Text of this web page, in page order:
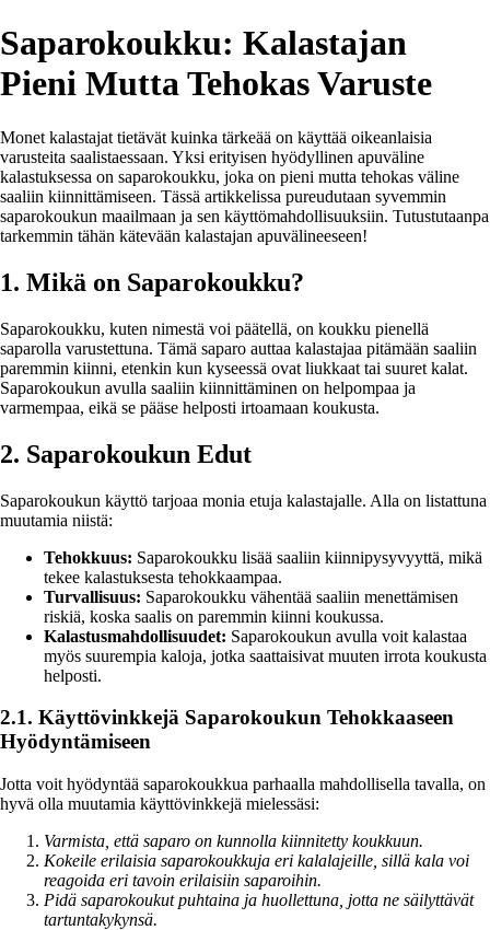
Saparokoukku: Kalastajan
Pieni Mutta Tehokas Varuste
Monet kalastajat tietävät kuinka tärkeää on käyttää oikeanlaisia
varusteita saalistaessaan. Yksi erityisen hyödyllinen apuväline
kalastuksessa on saparokoukku, joka on pieni mutta tehokas väline
saaliin kiinnittämiseen. Tässä artikkelissa pureudutaan syvemmin
saparokoukun maailmaan ja sen käyttömahdollisuuksiin. Tutustutaanpa
tarkemmin tähän kätevään kalastajan apuvälineeseen!
1. Mikä on Saparokoukku?
Saparokoukku, kuten nimestä voi päätellä, on koukku pienellä
saparolla varustettuna. Tämä saparo auttaa kalastajaa pitämään saaliin
paremmin kiinni, etenkin kun kyseessä ovat liukkaat tai suuret kalat.
Saparokoukun avulla saaliin kiinnittäminen on helpompaa ja
varmempaa, eikä se pääse helposti irtoamaan koukusta.
2. Saparokoukun Edut
Saparokoukun käyttö tarjoaa monia etuja kalastajalle. Alla on listattuna
muutamia niistä:
Tehokkuus: Saparokoukku lisää saaliin kiinnipysyvyyttä, mikä
tekee kalastuksesta tehokkaampaa.
Turvallisuus: Saparokoukku vähentää saaliin menettämisen
riskiä, koska saalis on paremmin kiinni koukussa.
Kalastusmahdollisuudet: Saparokoukun avulla voit kalastaa
myös suurempia kaloja, jotka saattaisivat muuten irrota koukusta
helposti.
2.1. Käyttövinkkejä Saparokoukun Tehokkaaseen
Hyödyntämiseen
Jotta voit hyödyntää saparokoukkua parhaalla mahdollisella tavalla, on
hyvä olla muutamia käyttövinkkejä mielessäsi:
Varmista, että saparo on kunnolla kiinnitetty koukkuun.
Kokeile erilaisia saparokoukkuja eri kalalajeille, sillä kala voi
reagoida eri tavoin erilaisiin saparoihin.
Pidä saparokoukut puhtaina ja huollettuna, jotta ne säilyttävät
tartuntakykynsä.